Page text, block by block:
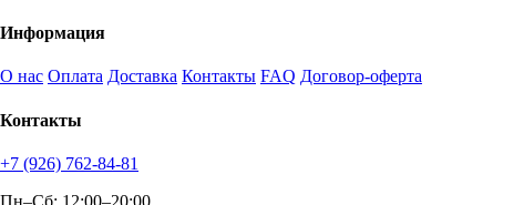
Информация
О нас Оплата Доставка Контакты FAQ Договор-оферта
Контакты
+7 (926) 762-84-81
Пн–Сб: 12:00–20:00